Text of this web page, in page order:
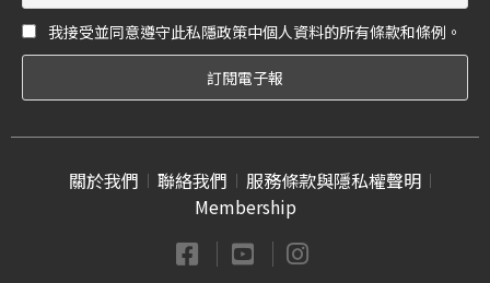
我接受並同意遵守此私隱政策中個人資料的所有條款和條例。
關於我們 聯絡我們
服務條款與隱私權聲明
Membership